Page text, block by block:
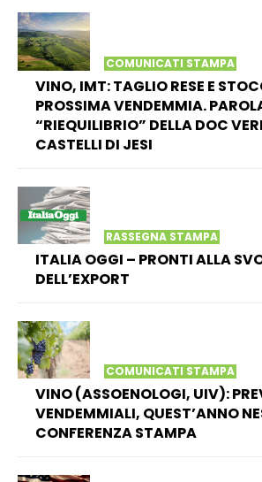
COMUNICATI STAMPA
VINO, IMT: TAGLIO RESE E
PROSSIMA VENDEMMIA.
“RIEQUILIBRIO” DELLA DOC
CASTELLI DI JESI
RASSEGNA STAMPA
ITALIA OGGI – PRONTI ALLA
DELL’EXPORT
COMUNICATI STAMPA
VINO (ASSOENOLOGI, UIV):
VENDEMMIALI, QUEST’ANNO
CONFERENZA STAMPA